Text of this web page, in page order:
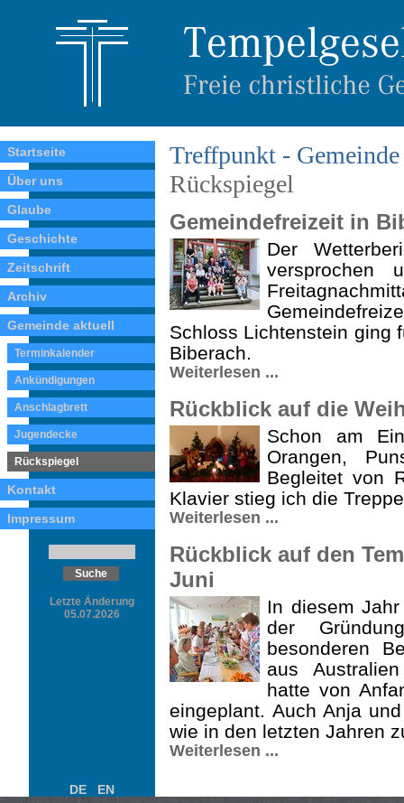
Startseite
Über uns
Glaube
Geschichte
Zeitschrift
Archiv
Gemeinde aktuell
Terminkalender
Ankündigungen
Anschlagbrett
Jugendecke
Rückspiegel
Kontakt
Impressum
Letzte Änderung
05.07.2026
Treffpunkt -
Rückspiegel
Gemeindefreizeit in
Der
Schloss Lichtenstein ging
Biberach.
Weiterlesen ...
Rückblick auf die
Schon am
Orangen,
Begleitet von
Klavier stieg ich die
Weiterlesen ...
Rückblick auf den
Juni
In diesem
der
besonderen
aus
hatte von
eingeplant. Auch Anja
wie in den letzten Jahren
Weiterlesen ...
DE EN